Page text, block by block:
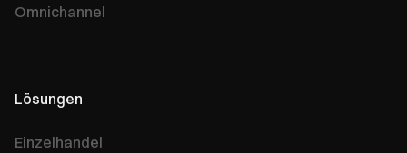
Omnichannel
Lösungen
Einzelhandel